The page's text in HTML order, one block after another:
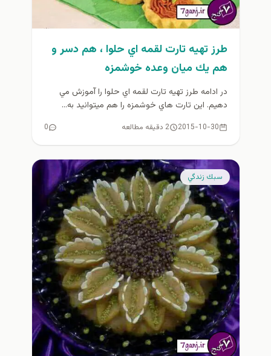
طرز تهيه تارت لقمه اي حلوا ، هم دسر و
هم يك ميان وعده خوشمزه
در ادامه طرز تهيه تارت لقمه اي حلوا را آموزش مي
دهيم. اين تارت هاي خوشمزه را هم ميتوانيد به...
2015-10-30 2 دقیقه مطالعه 0
سبك زندگي